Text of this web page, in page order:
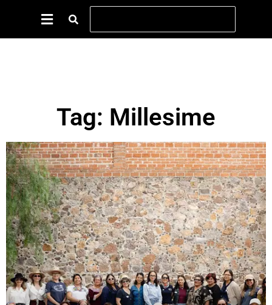
Tag: Millesime